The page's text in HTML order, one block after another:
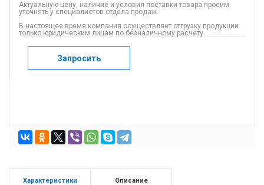
Актуальную цену, наличие и условия поставки товара просим
уточнять у специалистов отдела продаж.
В настоящее время компания осуществляет отгрузку продукции
только юридическим лицам по безналичному расчету.
Запросить
Характеристики Описание